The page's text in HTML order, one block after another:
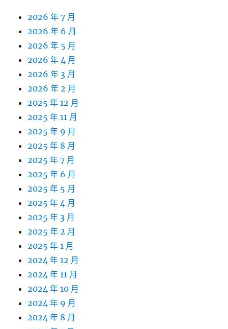
2026 年 7 月
2026 年 6 月
2026 年 5 月
2026 年 4 月
2026 年 3 月
2026 年 2 月
2025 年 12 月
2025 年 11 月
2025 年 9 月
2025 年 8 月
2025 年 7 月
2025 年 6 月
2025 年 5 月
2025 年 4 月
2025 年 3 月
2025 年 2 月
2025 年 1 月
2024 年 12 月
2024 年 11 月
2024 年 10 月
2024 年 9 月
2024 年 8 月